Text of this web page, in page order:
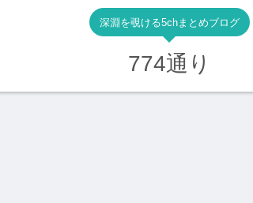
深淵を覗ける5chまとめブログ
774通り